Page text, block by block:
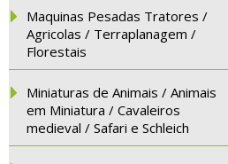
Maquinas Pesadas Tratores /
Agricolas / Terraplanagem /
Florestais
Miniaturas de Animais / Animais
em Miniatura / Cavaleiros
medieval / Safari e Schleich